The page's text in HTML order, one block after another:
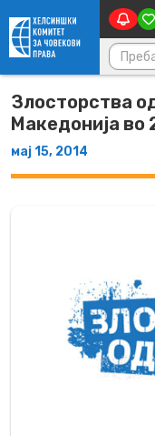
Skip to content
Злосторства
Македонија во
мај 15, 2014